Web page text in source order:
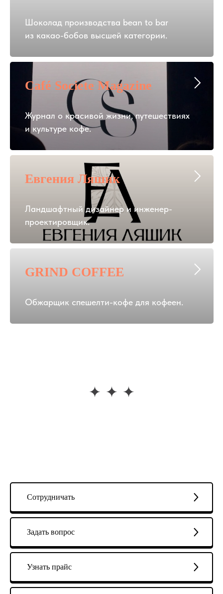
Шоколад производства bean to bar
из какао-бобов высшей категории.
Café Societe Magazine
Журнал о красивой жизни, путешествиях
и культуре кофе.
Евгения Ляшик
Ландшафтный дизайнер и инженер-
проектировщик.
GRIND COFFEE
Обжарщик спешелти-кофе для кофеен.
Сотрудничать
Задать вопрос
Узнать прайс